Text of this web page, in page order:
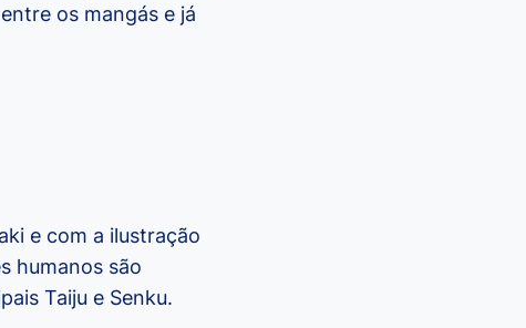
os mangás e já
e com a ilustração
humanos são
Taiju e Senku.